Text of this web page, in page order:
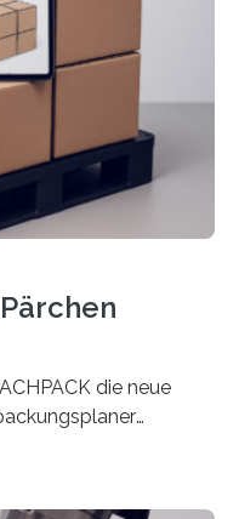
Prospekte,
Zehntausend
und
die neue
der Zulieferindustrie.